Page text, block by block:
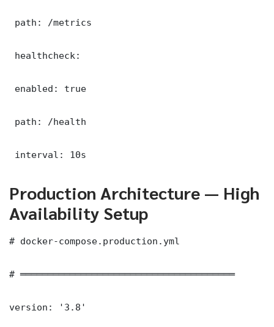
path: /metrics
healthcheck:
enabled: true
path: /health
interval: 10s
Production Architecture — High
Availability Setup
# docker-compose.production.yml
# ═══════════════════════════════════════
version: '3.8'